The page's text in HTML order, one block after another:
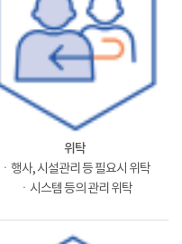
위탁
ㆍ행사, 시설관리 등 필요시 위탁
ㆍ시스템 등의 관리 위탁